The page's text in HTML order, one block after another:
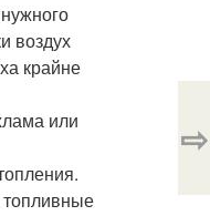
воздух
крайне
или
топливные
⇨